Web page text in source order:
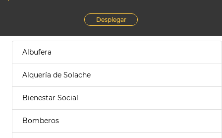
Desplegar
Albufera
Alquería de Solache
Bienestar Social
Bomberos